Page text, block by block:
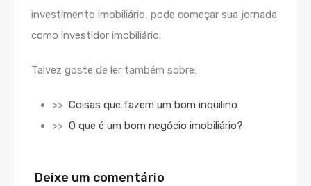
investimento imobiliário, pode começar sua jornada
como investidor imobiliário.
Talvez goste de ler também sobre:
>> Coisas que fazem um bom inquilino
>> O que é um bom negócio imobiliário?
Deixe um comentário